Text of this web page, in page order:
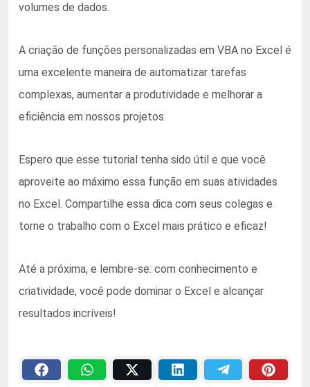
volumes de dados.
A criação de funções personalizadas em VBA no Excel é
uma excelente maneira de automatizar tarefas
complexas, aumentar a produtividade e melhorar a
eficiência em nossos projetos.
Espero que esse tutorial tenha sido útil e que você
aproveite ao máximo essa função em suas atividades
no Excel. Compartilhe essa dica com seus colegas e
torne o trabalho com o Excel mais prático e eficaz!
Até a próxima, e lembre-se: com conhecimento e
criatividade, você pode dominar o Excel e alcançar
resultados incríveis!